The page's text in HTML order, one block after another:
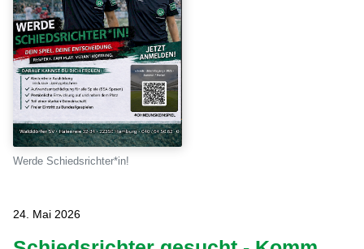
Werde Schiedsrichter*in!
24. Mai 2026